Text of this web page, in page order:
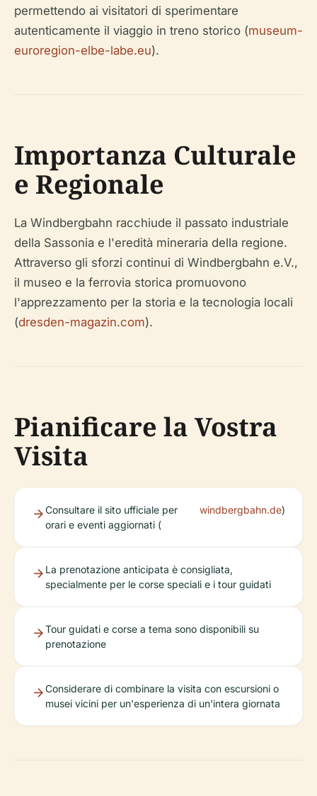
permettendo ai visitatori di sperimentare
autenticamente il viaggio in treno storico (museum-
euroregion-elbe-labe.eu).
Importanza Culturale
e Regionale
La Windbergbahn racchiude il passato industriale
della Sassonia e l'eredità mineraria della regione.
Attraverso gli sforzi continui di Windbergbahn e.V.,
il museo e la ferrovia storica promuovono
l'apprezzamento per la storia e la tecnologia locali
(dresden-magazin.com).
Pianificare la Vostra
Visita
Consultare il sito ufficiale per
orari e eventi aggiornati (
windbergbahn.de)
La prenotazione anticipata è consigliata,
specialmente per le corse speciali e i tour guidati
Tour guidati e corse a tema sono disponibili su
prenotazione
Considerare di combinare la visita con escursioni o
musei vicini per un'esperienza di un'intera giornata